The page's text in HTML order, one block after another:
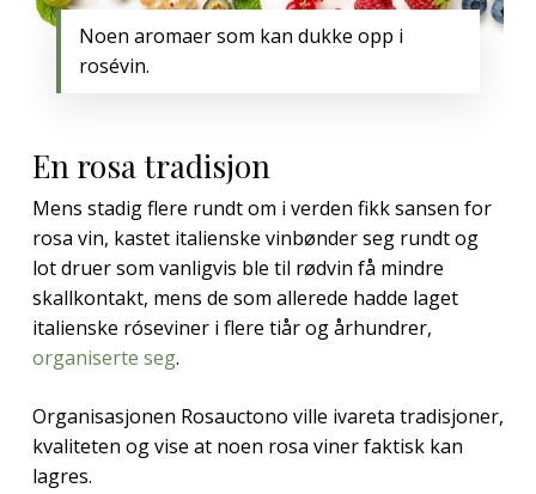
Noen aromaer som kan dukke opp i
rosévin.
En rosa tradisjon
Mens stadig flere rundt om i verden fikk sansen for
rosa vin, kastet italienske vinbønder seg rundt og
lot druer som vanligvis ble til rødvin få mindre
skallkontakt, mens de som allerede hadde laget
italienske róseviner i flere tiår og århundrer,
organiserte seg.
Organisasjonen Rosauctono ville ivareta tradisjoner,
kvaliteten og vise at noen rosa viner faktisk kan
lagres.